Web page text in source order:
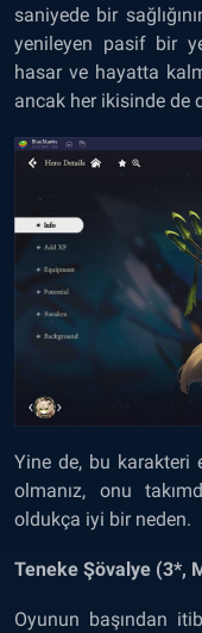
saniyede bir
yenileyen pasif bir
hasar ve hayatta
ancak her ikisinde de
Yine de, bu karakteri
olmanız, onu
oldukça iyi bir neden.
Teneke Şövalye (3*,
Oyunun başından